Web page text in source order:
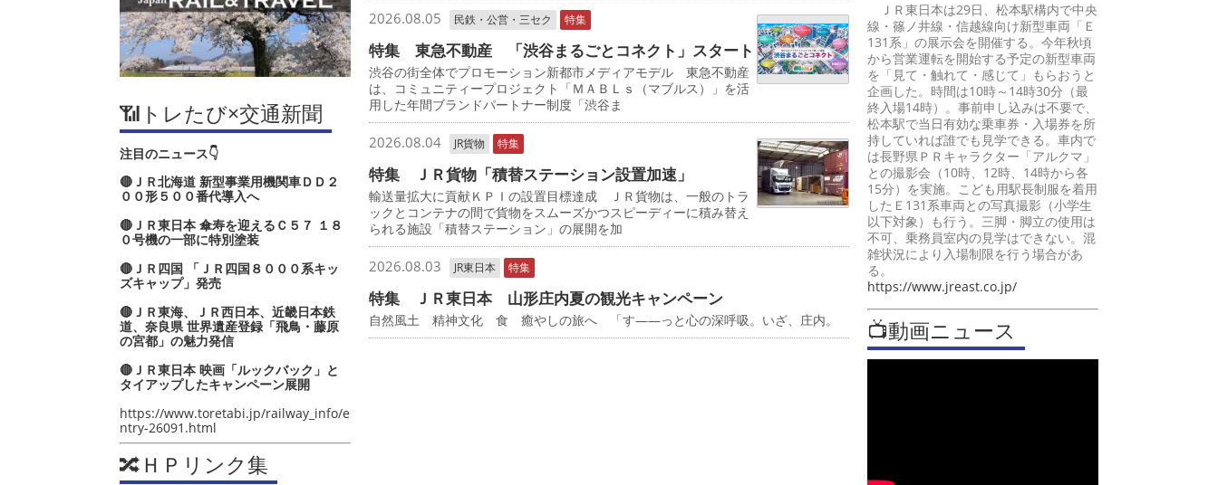
📶トレたび×交通新聞
注目のニュース👇
🔴ＪＲ北海道 新型事業用機関車ＤＤ２
００形５００番代導入へ
🔴ＪＲ東日本 傘寿を迎えるＣ５７ １８
０号機の一部に特別塗装
🔴ＪＲ四国 「ＪＲ四国８０００系キッ
ズキャップ」発売
🔴ＪＲ東海、ＪＲ西日本、近畿日本鉄
道、奈良県 世界遺産登録「飛鳥・藤原
の宮都」の魅力発信
🔴ＪＲ東日本 映画「ルックバック」と
タイアップしたキャンペーン展開
https://www.toretabi.jp/railway_info/e
ntry-26091.html
🔀ＨＰリンク集
2026.08.05 民鉄・公営・三セク 特集
特集 東急不動産 「渋谷まるごとコネクト」スタート
渋谷の街全体でプロモーション新都市メディアモデル 東急不動産
は、コミュニティープロジェクト「ＭＡＢＬｓ（マブルス）」を活
用した年間ブランドパートナー制度「渋谷ま
2026.08.04 JR貨物 特集
特集 ＪＲ貨物「積替ステーション設置加速」
輸送量拡大に貢献ＫＰＩの設置目標達成 ＪＲ貨物は、一般のトラ
ックとコンテナの間で貨物をスムーズかつスピーディーに積み替え
られる施設「積替ステーション」の展開を加
2026.08.03 JR東日本 特集
特集 ＪＲ東日本 山形庄内夏の観光キャンペーン
自然風土 精神文化 食 癒やしの旅へ 「す――っと心の深呼吸。いざ、庄内。
ＪＲ東日本は29日、松本駅構内で中央
線・篠ノ井線・信越線向け新型車両「Ｅ
131系」の展示会を開催する。今年秋頃
から営業運転を開始する予定の新型車両
を「見て・触れて・感じて」もらおうと
企画した。時間は10時～14時30分（最
終入場14時）。事前申し込みは不要で、
松本駅で当日有効な乗車券・入場券を所
持していれば誰でも見学できる。車内で
は長野県ＰＲキャラクター「アルクマ」
との撮影会（10時、12時、14時から各
15分）を実施。こども用駅長制服を着用
したＥ131系車両との写真撮影（小学生
以下対象）も行う。三脚・脚立の使用は
不可、乗務員室内の見学はできない。混
雑状況により入場制限を行う場合があ
る。
https://www.jreast.co.jp/
📺動画ニュース